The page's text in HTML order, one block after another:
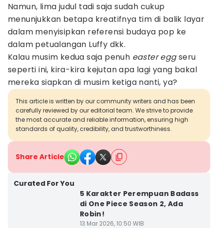
Namun, lima judul tadi saja sudah cukup
menunjukkan betapa kreatifnya tim di balik layar
dalam menyisipkan referensi budaya pop ke
dalam petualangan Luffy dkk.
Kalau musim kedua saja penuh easter eggseru
seperti ini, kira-kira kejutan apa lagi yang bakal
mereka siapkan di musim ketiga nanti, ya?
This article is written by our community writers and has been
carefully reviewed by our editorial team. We strive to provide
the most accurate and reliable information, ensuring high
standards of quality, credibility, and trustworthiness.
Share Article
Curated For You
5 Karakter Perempuan Badass
di One Piece Season 2, Ada
Robin!
13 Mar 2026, 10:50 WIB